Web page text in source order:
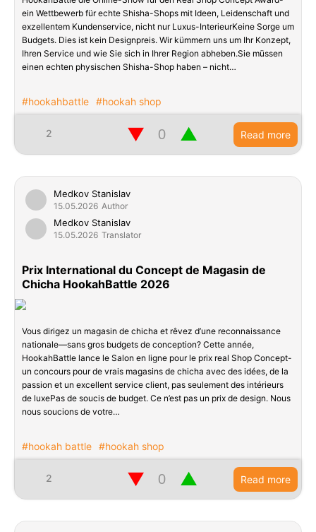
ein Wettbewerb für echte Shisha-Shops mit Ideen, Leidenschaft und
exzellentem Kundenservice, nicht nur Luxus-InterieurKeine Sorge um
Budgets. Dies ist kein Designpreis. Wir kümmern uns um Ihr Konzept,
Ihren Service und wie Sie sich in Ihrer Region abheben.Sie müssen
einen echten physischen Shisha-Shop haben – nicht…
#hookahbattle #hookah shop
2 ▲
▼ Read more
Medkov Stanislav
15.05.2026 Author
Medkov Stanislav
15.05.2026 Translator
Prix International du Concept de Magasin de
Chicha HookahBattle 2026
Vous dirigez un magasin de chicha et rêvez d’une reconnaissance
nationale—sans gros budgets de conception? Cette année,
HookahBattle lance le Salon en ligne pour le prix real Shop Concept-
un concours pour de vrais magasins de chicha avec des idées, de la
passion et un excellent service client, pas seulement des intérieurs
de luxePas de soucis de budget. Ce n’est pas un prix de design. Nous
nous soucions de votre…
#hookah battle #hookah shop
2 ▲
▼ Read more